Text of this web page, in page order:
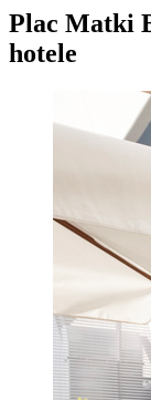
Plac Matki
hotele